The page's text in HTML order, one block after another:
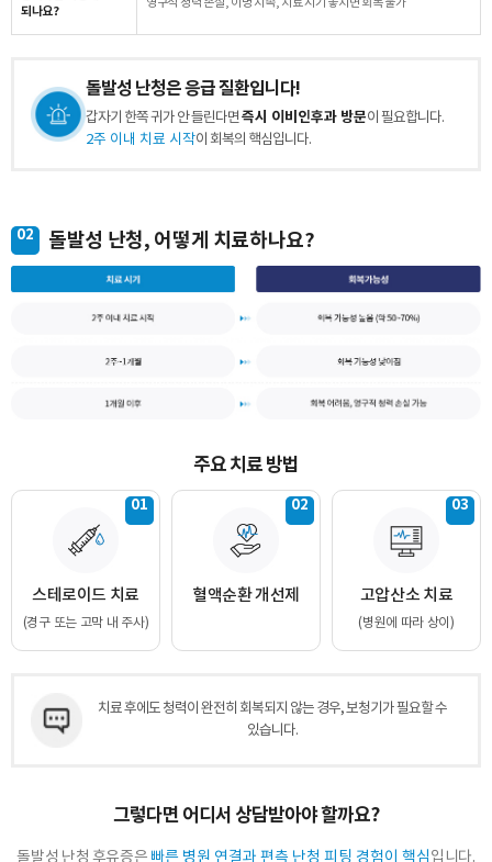
되나요?
돌발성 난청은 응급 질환입니다!
갑자기 한쪽 귀가 안 들린다면 즉시 이비인후과 방문이 필요합니다.
2주 이내 치료 시작이 회복의 핵심입니다.
02 돌발성 난청, 어떻게 치료하나요?
주요 치료 방법
01
스테로이드 치료
(경구 또는 고막 내 주사)
02
혈액순환 개선제
03
고압산소 치료
(병원에 따라 상이)
치료 후에도 청력이 완전히 회복되지 않는 경우, 보청기가 필요할 수
있습니다.
그렇다면 어디서 상담받아야 할까요?
돌발성 난청 후유증은 빠른 병원 연결과 편측 난청 피팅 경험이 핵심입니다.
바로 예약하기
이름